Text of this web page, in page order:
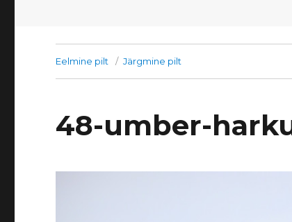
Eelmine pilt Järgmine pilt
48-umber-